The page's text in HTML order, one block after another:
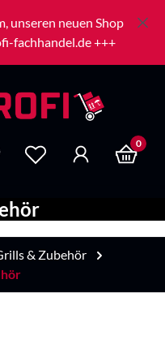
unseren neuen Shop
fachhandel.de +++
anzeigen 0
& Zubehör